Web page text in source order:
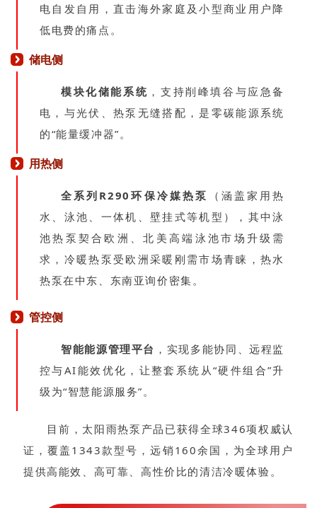
电自发自用，直击海外家庭及小型商业用户降
低电费的痛点。
储电侧
模块化储能系统 ，支持削峰填谷与应急备
电，与光伏、热泵无缝搭配，是零碳能源系统
的“能量缓冲器”。
用热侧
全系列R290环保冷媒热泵
（涵盖家用热
水、泳池、一体机、壁挂式等机型），其中泳
池热泵契合欧洲、北美高端泳池市场升级需
求，冷暖热泵受欧洲采暖刚需市场青睐，热水
热泵在中东、东南亚询价密集。
管控侧
智能能源管理平台 ，实现多能协同、远程监
控与AI能效优化，让整套系统从“硬件组合”升
级为“智慧能源服务”。
目前，太阳雨热泵产品已获得全球346项权威认
证，覆盖1343款型号，远销160余国，为全球用户
提供高能效、高可靠、高性价比的清洁冷暖体验。